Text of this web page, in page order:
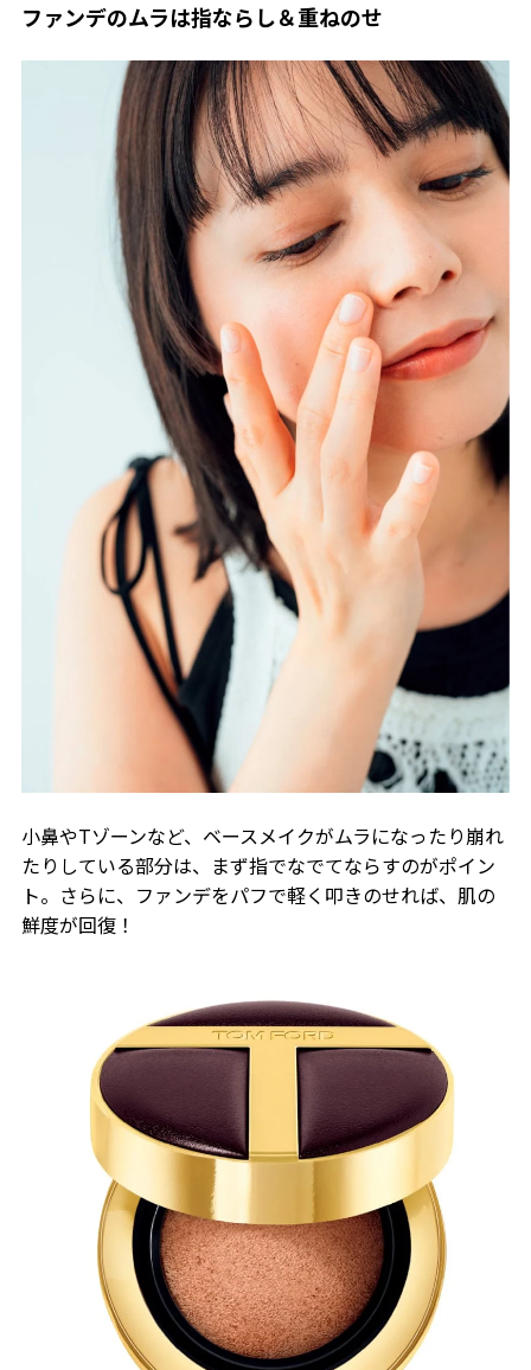
ファンデのムラは指ならし＆重ねのせ
小鼻やTゾーンなど、ベースメイクがムラになったり崩れ
たりしている部分は、まず指でなでてならすのがポイン
ト。さらに、ファンデをパフで軽く叩きのせれば、肌の
鮮度が回復！